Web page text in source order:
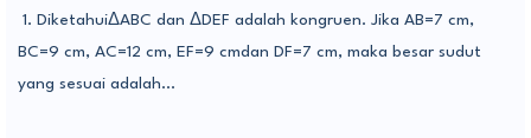
1. DiketahuiΔABC dan ΔDEF adalah kongruen. Jika AB=7 cm,
BC=9 cm, AC=12 cm, EF=9 cmdan DF=7 cm, maka besar sudut
yang sesuai adalah...